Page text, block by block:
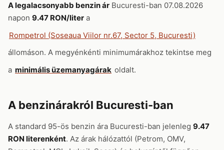
A legalacsonyabb benzin ár Bucuresti-ban 07.08.2026
napon 9.47 RON/liter a
Rompetrol (Soseaua Viilor nr.67, Sector 5, Bucuresti)
állomáson. A megyénkénti minimumárakhoz tekintse meg
a minimális üzemanyagárak oldalt.
A benzinárakról Bucuresti-ban
A standard 95-ös benzin ára Bucuresti-ban jelenleg 9.47
RON literenként. Az árak hálózattól (Petrom, OMV,